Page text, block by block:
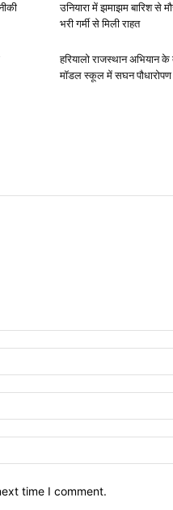
उनियारा में झमाझम बारिश से
भरी गर्मी से मिली राहत
हरियालो राजस्थान अभियान के
मॉडल स्कूल में सघन पौधारोपण
time I comment.